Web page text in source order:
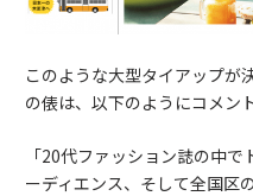
このような大型タイアップが
の俵は、以下のようにコメン
「20代ファッション誌の中
ーディエンス、そして全国区